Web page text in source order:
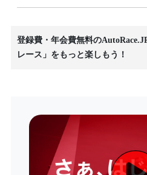
登録費・年会費無料の
レース」をもっと楽しもう！